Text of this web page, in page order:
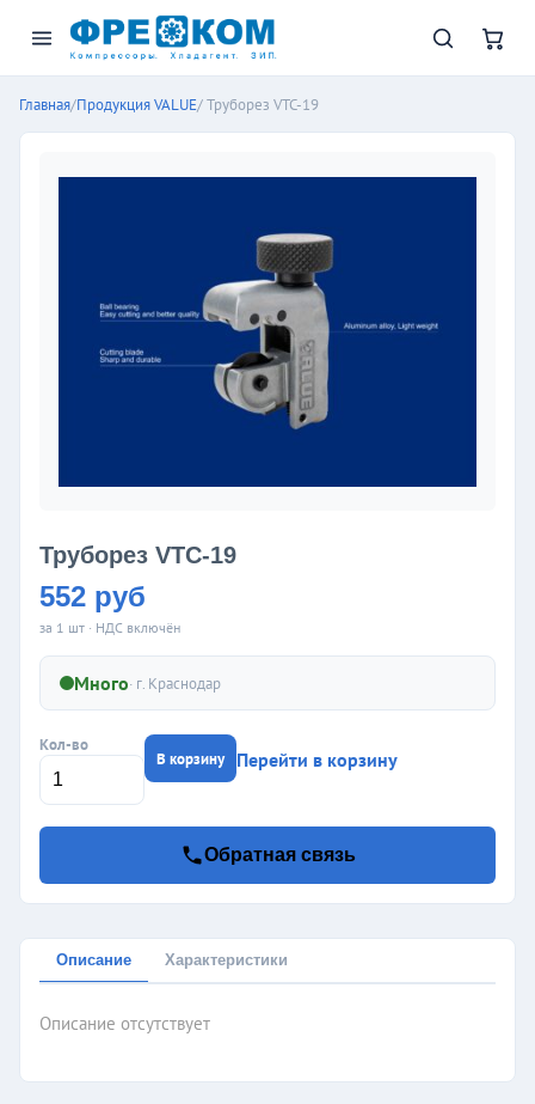
Главная/Продукция VALUE/ Труборез VTC-19
Труборез VTC-19
552 руб
за 1 шт · НДС включён
Много· г. Краснодар
Кол-во
В корзину Перейти в корзину
Обратная связь
Описание Характеристики
Описание отсутствует